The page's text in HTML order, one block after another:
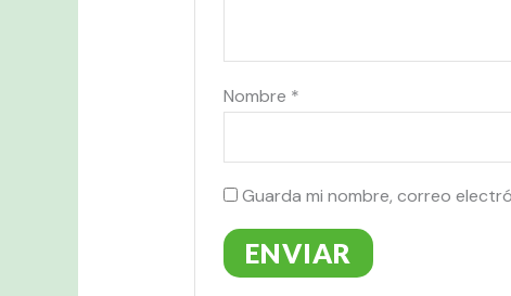
Nombre *
Guarda mi nombre, correo